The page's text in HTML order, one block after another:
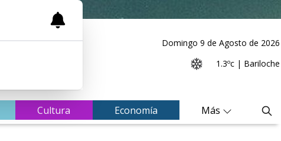
Domingo 9 de Agosto de 2026
1.3ºc | Bariloche
Cultura Economía Más